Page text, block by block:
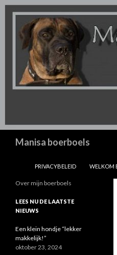
Manisa boerboels
PRIVACYBELEID
WELKOM
Over mijn boerboels
LEES NU DE LAATSTE
NIEUWS
Een klein hondje “lekker
makkelijk!”
oktober 23, 2024